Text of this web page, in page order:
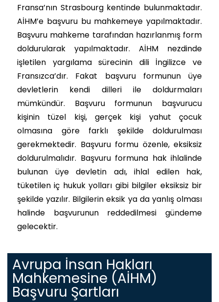
Fransa’nın Strasbourg kentinde bulunmaktadır.
AİHM’e başvuru bu mahkemeye yapılmaktadır.
Başvuru mahkeme tarafından hazırlanmış form
doldurularak yapılmaktadır. AİHM nezdinde
işletilen yargılama sürecinin dili İngilizce ve
Fransızca’dır. Fakat başvuru formunun üye
devletlerin kendi dilleri ile doldurmaları
mümkündür. Başvuru formunun başvurucu
kişinin tüzel kişi, gerçek kişi yahut çocuk
olmasına göre farklı şekilde doldurulması
gerekmektedir. Başvuru formu özenle, eksiksiz
doldurulmalıdır. Başvuru formuna hak ihlalinde
bulunan üye devletin adı, ihlal edilen hak,
tüketilen iç hukuk yolları gibi bilgiler eksiksiz bir
şekilde yazılır. Bilgilerin eksik ya da yanlış olması
halinde başvurunun reddedilmesi gündeme
gelecektir.
Avrupa İnsan Hakları
Mahkemesine (AİHM)
Başvuru Şartları